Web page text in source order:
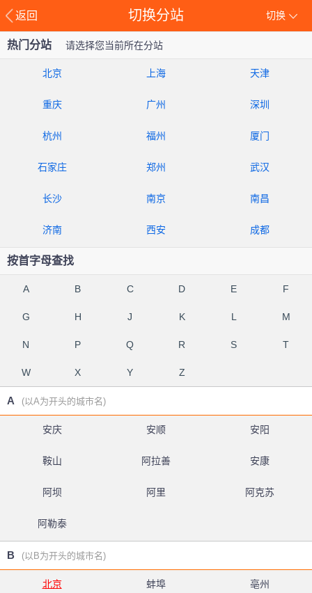
返回 切换
切换分站
热门分站 请选择您当前所在分站
北京 上海 天津
重庆 广州 深圳
杭州 福州 厦门
石家庄 郑州 武汉
长沙 南京 南昌
济南 西安 成都
按首字母查找
A B C D E F
G H J K L M
N P Q R S T
W X Y Z
A (以A为开头的城市名)
安庆 安顺 安阳
鞍山 阿拉善 安康
阿坝 阿里 阿克苏
阿勒泰
B (以B为开头的城市名)
北京 蚌埠 亳州